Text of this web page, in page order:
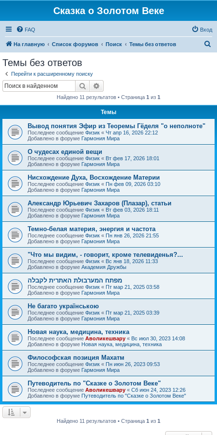
Сказка о Золотом Веке
FAQ Вход
На главную Список форумов Поиск Темы без ответов
Темы без ответов
Перейти к расширенному поиску
Поиск
Найдено 11 результатов • Страница 1 из 1
Темы
Вывод понятия Эфир из Теоремы Гёделя "о неполноте"
Последнее сообщение Физик « Чт апр 16, 2026 22:12
Добавлено в форуме Гармония Мира
О чудесах единой вещи
Последнее сообщение Физик « Вт фев 17, 2026 18:01
Добавлено в форуме Гармония Мира
Нисхождение Духа, Восхождение Материи
Последнее сообщение Физик « Пн фев 09, 2026 03:10
Добавлено в форуме Гармония Мира
Александр Юрьевич Захаров (Плазар), статьи
Последнее сообщение Физик « Вт фев 03, 2026 18:11
Добавлено в форуме Гармония Мира
Темно-белая материя, энергия и частота
Последнее сообщение Физик « Пн янв 26, 2026 21:55
Добавлено в форуме Гармония Мира
"Что мы видим, - говорит, кроме телевиденья?...
Последнее сообщение Физик « Вс янв 18, 2026 11:33
Добавлено в форуме Академия Дружбы
מפתח המערבולת האתרית לקבלה
Последнее сообщение Физик « Пт мар 21, 2025 03:58
Добавлено в форуме Гармония Мира
Не багато українською
Последнее сообщение Физик « Пт мар 21, 2025 03:39
Добавлено в форуме Гармония Мира
Новая наука, медицина, техника
Последнее сообщение Аволикешвару « Вс июл 30, 2023 14:08
Добавлено в форуме Новая наука, медицина, техника
Философская позиция Махатм
Последнее сообщение Физик « Пн июн 26, 2023 09:53
Добавлено в форуме Гармония Мира
Путеводитель по "Сказке о Золотом Веке"
Последнее сообщение Аволикешвару « Сб июн 24, 2023 12:26
Добавлено в форуме Путеводитель по "Сказке о Золотом Веке"
Найдено 11 результатов • Страница 1 из 1